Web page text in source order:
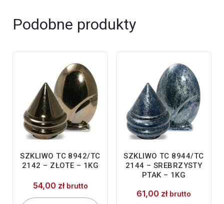
1kg
Podobne produkty
SZKLIWO TC 8942/TC
2142 – ZŁOTE – 1KG
54,00 zł brutto
SZKLIWO TC 8944/TC
2144 – SREBRZYSTY
PTAK – 1KG
61,00 zł brutto